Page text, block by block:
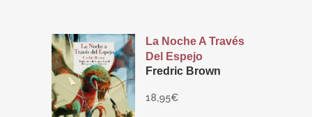
La Noche A Través
Del Espejo
Fredric Brown
18,95€